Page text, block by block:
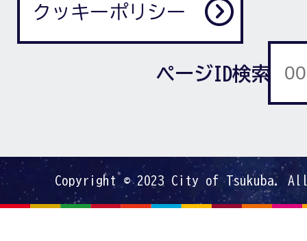
クッキーポリシー
ページID検索
Copyright © 2023 City of Tsukuba.